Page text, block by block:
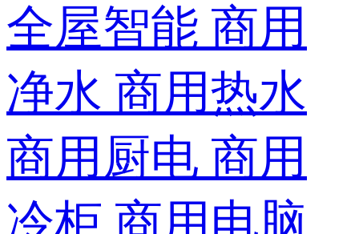
全屋智能 商用
净水 商用热水
商用厨电 商用
冷柜 商用电脑